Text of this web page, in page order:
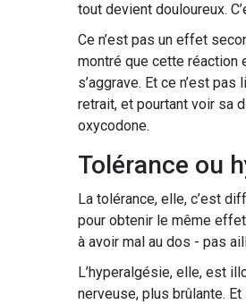
tout devient douloureux.
Ce n’est pas un effet
montré que cette réaction
s’aggrave. Et ce n’est
retrait, et pourtant voir sa
oxycodone.
Tolérance ou
La tolérance, elle, c’est
pour obtenir le même
à avoir mal au dos - pas
L’hyperalgésie, elle, est
nerveuse, plus brûlante. Et